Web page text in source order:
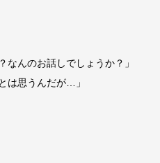
んのお話しでしょうか？」
は思うんだが…」